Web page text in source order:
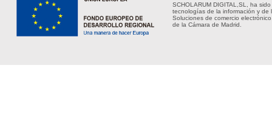
SCHOLARUM DIGITAL,SL, ha
tecnologías de la información y de
Soluciones de comercio
de la Cámara de Madrid.